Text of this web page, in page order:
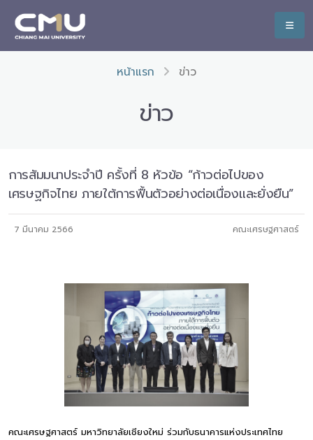
หน้าแรก ข่าว
ข่าว
การสัมมนาประจำปี ครั้งที่ 8 หัวข้อ “ก้าวต่อไปของ
เศรษฐกิจไทย ภายใต้การฟื้นตัวอย่างต่อเนื่องและยั่งยืน”
7 มีนาคม 2566 คณะเศรษฐศาสตร์
คณะเศรษฐศาสตร์ มหาวิทยาลัยเชียงใหม่ ร่วมกับธนาคารแห่งประเทศไทย